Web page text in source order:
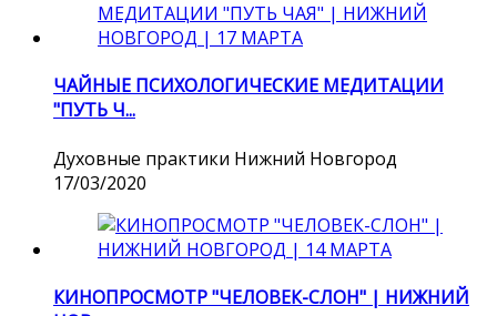
ЧАЙНЫЕ ПСИХОЛОГИЧЕСКИЕ МЕДИТАЦИИ
"ПУТЬ Ч...
Духовные практики Нижний Новгород
17/03/2020
КИНОПРОСМОТР "ЧЕЛОВЕК-СЛОН" | НИЖНИЙ